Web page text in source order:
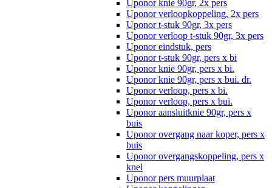
Uponor knie 90gr, 2x pers
Uponor verloopkoppeling, 2x pers
Uponor t-stuk 90gr, 3x pers
Uponor verloop t-stuk 90gr, 3x pers
Uponor eindstuk, pers
Uponor t-stuk 90gr, pers x bi
Uponor knie 90gr, pers x bi.
Uponor knie 90gr, pers x bui. dr.
Uponor verloop, pers x bi.
Uponor verloop, pers x bui.
Uponor aansluitknie 90gr, pers x
buis
Uponor overgang naar koper, pers x
buis
Uponor overgangskoppeling, pers x
knel
Uponor pers muurplaat